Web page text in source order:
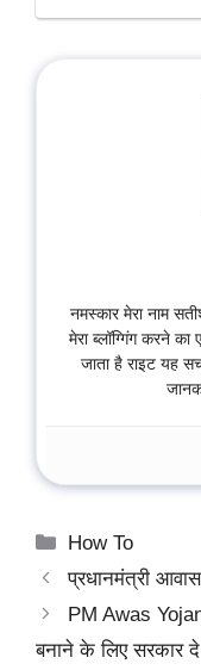
नमस्कार मेरा नाम
मेरा ब्लॉग्गिंग करने
जाता है राइट यह
Categories
How To
प्रधानमंत्री
PM Awas
बनाने के लिए सरकार